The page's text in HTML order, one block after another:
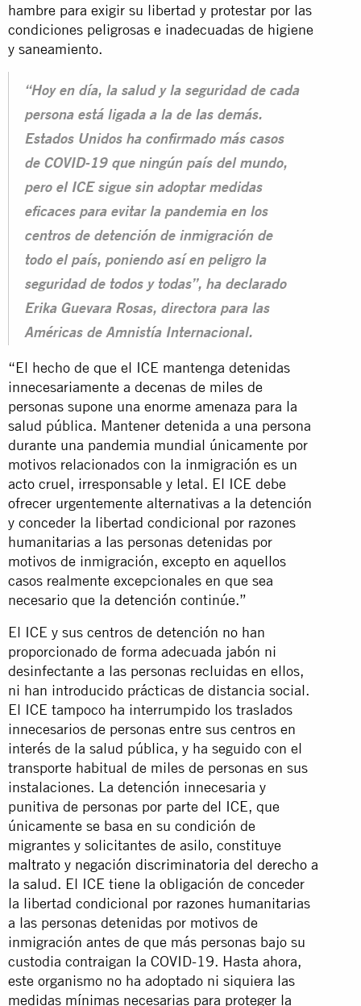
hambre para exigir su libertad y protestar por las
condiciones peligrosas e inadecuadas de higiene
y saneamiento.
“Hoy en día, la salud y la seguridad de cada
persona está ligada a la de las demás.
Estados Unidos ha confirmado más casos
de COVID-19 que ningún país del mundo,
pero el ICE sigue sin adoptar medidas
eficaces para evitar la pandemia en los
centros de detención de inmigración de
todo el país, poniendo así en peligro la
seguridad de todos y todas”, ha declarado
Erika Guevara Rosas, directora para las
Américas de Amnistía Internacional.
“El hecho de que el ICE mantenga detenidas
innecesariamente a decenas de miles de
personas supone una enorme amenaza para la
salud pública. Mantener detenida a una persona
durante una pandemia mundial únicamente por
motivos relacionados con la inmigración es un
acto cruel, irresponsable y letal. El ICE debe
ofrecer urgentemente alternativas a la detención
y conceder la libertad condicional por razones
humanitarias a las personas detenidas por
motivos de inmigración, excepto en aquellos
casos realmente excepcionales en que sea
necesario que la detención continúe.”
El ICE y sus centros de detención no han
proporcionado de forma adecuada jabón ni
desinfectante a las personas recluidas en ellos,
ni han introducido prácticas de distancia social.
El ICE tampoco ha interrumpido los traslados
innecesarios de personas entre sus centros en
interés de la salud pública, y ha seguido con el
transporte habitual de miles de personas en sus
instalaciones. La detención innecesaria y
punitiva de personas por parte del ICE, que
únicamente se basa en su condición de
migrantes y solicitantes de asilo, constituye
maltrato y negación discriminatoria del derecho a
la salud. El ICE tiene la obligación de conceder
la libertad condicional por razones humanitarias
a las personas detenidas por motivos de
inmigración antes de que más personas bajo su
custodia contraigan la COVID-19. Hasta ahora,
este organismo no ha adoptado ni siquiera las
medidas mínimas necesarias para proteger la